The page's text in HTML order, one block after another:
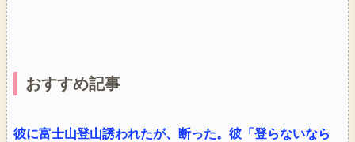
おすすめ記事
彼に富士山登山誘われたが、断った。彼「登らないなら